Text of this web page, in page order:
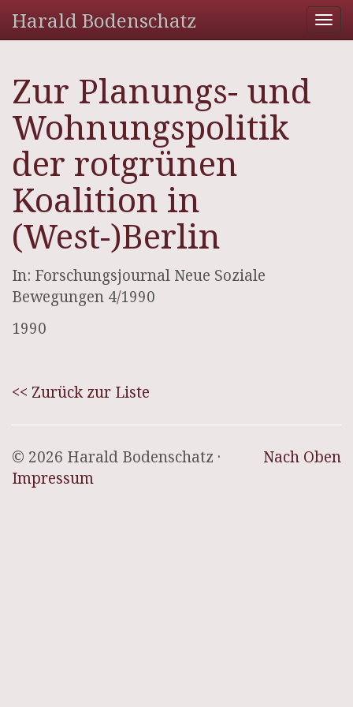
Harald Bodenschatz
Zur Planungs- und
Wohnungspolitik
der rotgrünen
Koalition in
(West-)Berlin
In: Forschungsjournal Neue Soziale
Bewegungen 4/1990
1990
<< Zurück zur Liste
Nach Oben
© 2026 Harald Bodenschatz ·
Impressum